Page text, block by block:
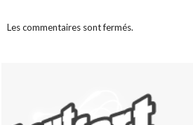
Les commentaires sont fermés.